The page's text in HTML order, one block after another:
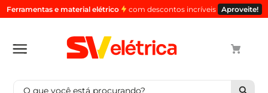
Ferramentas e material elétrico com descontos incríveis Aproveite!
O que você está procurando?